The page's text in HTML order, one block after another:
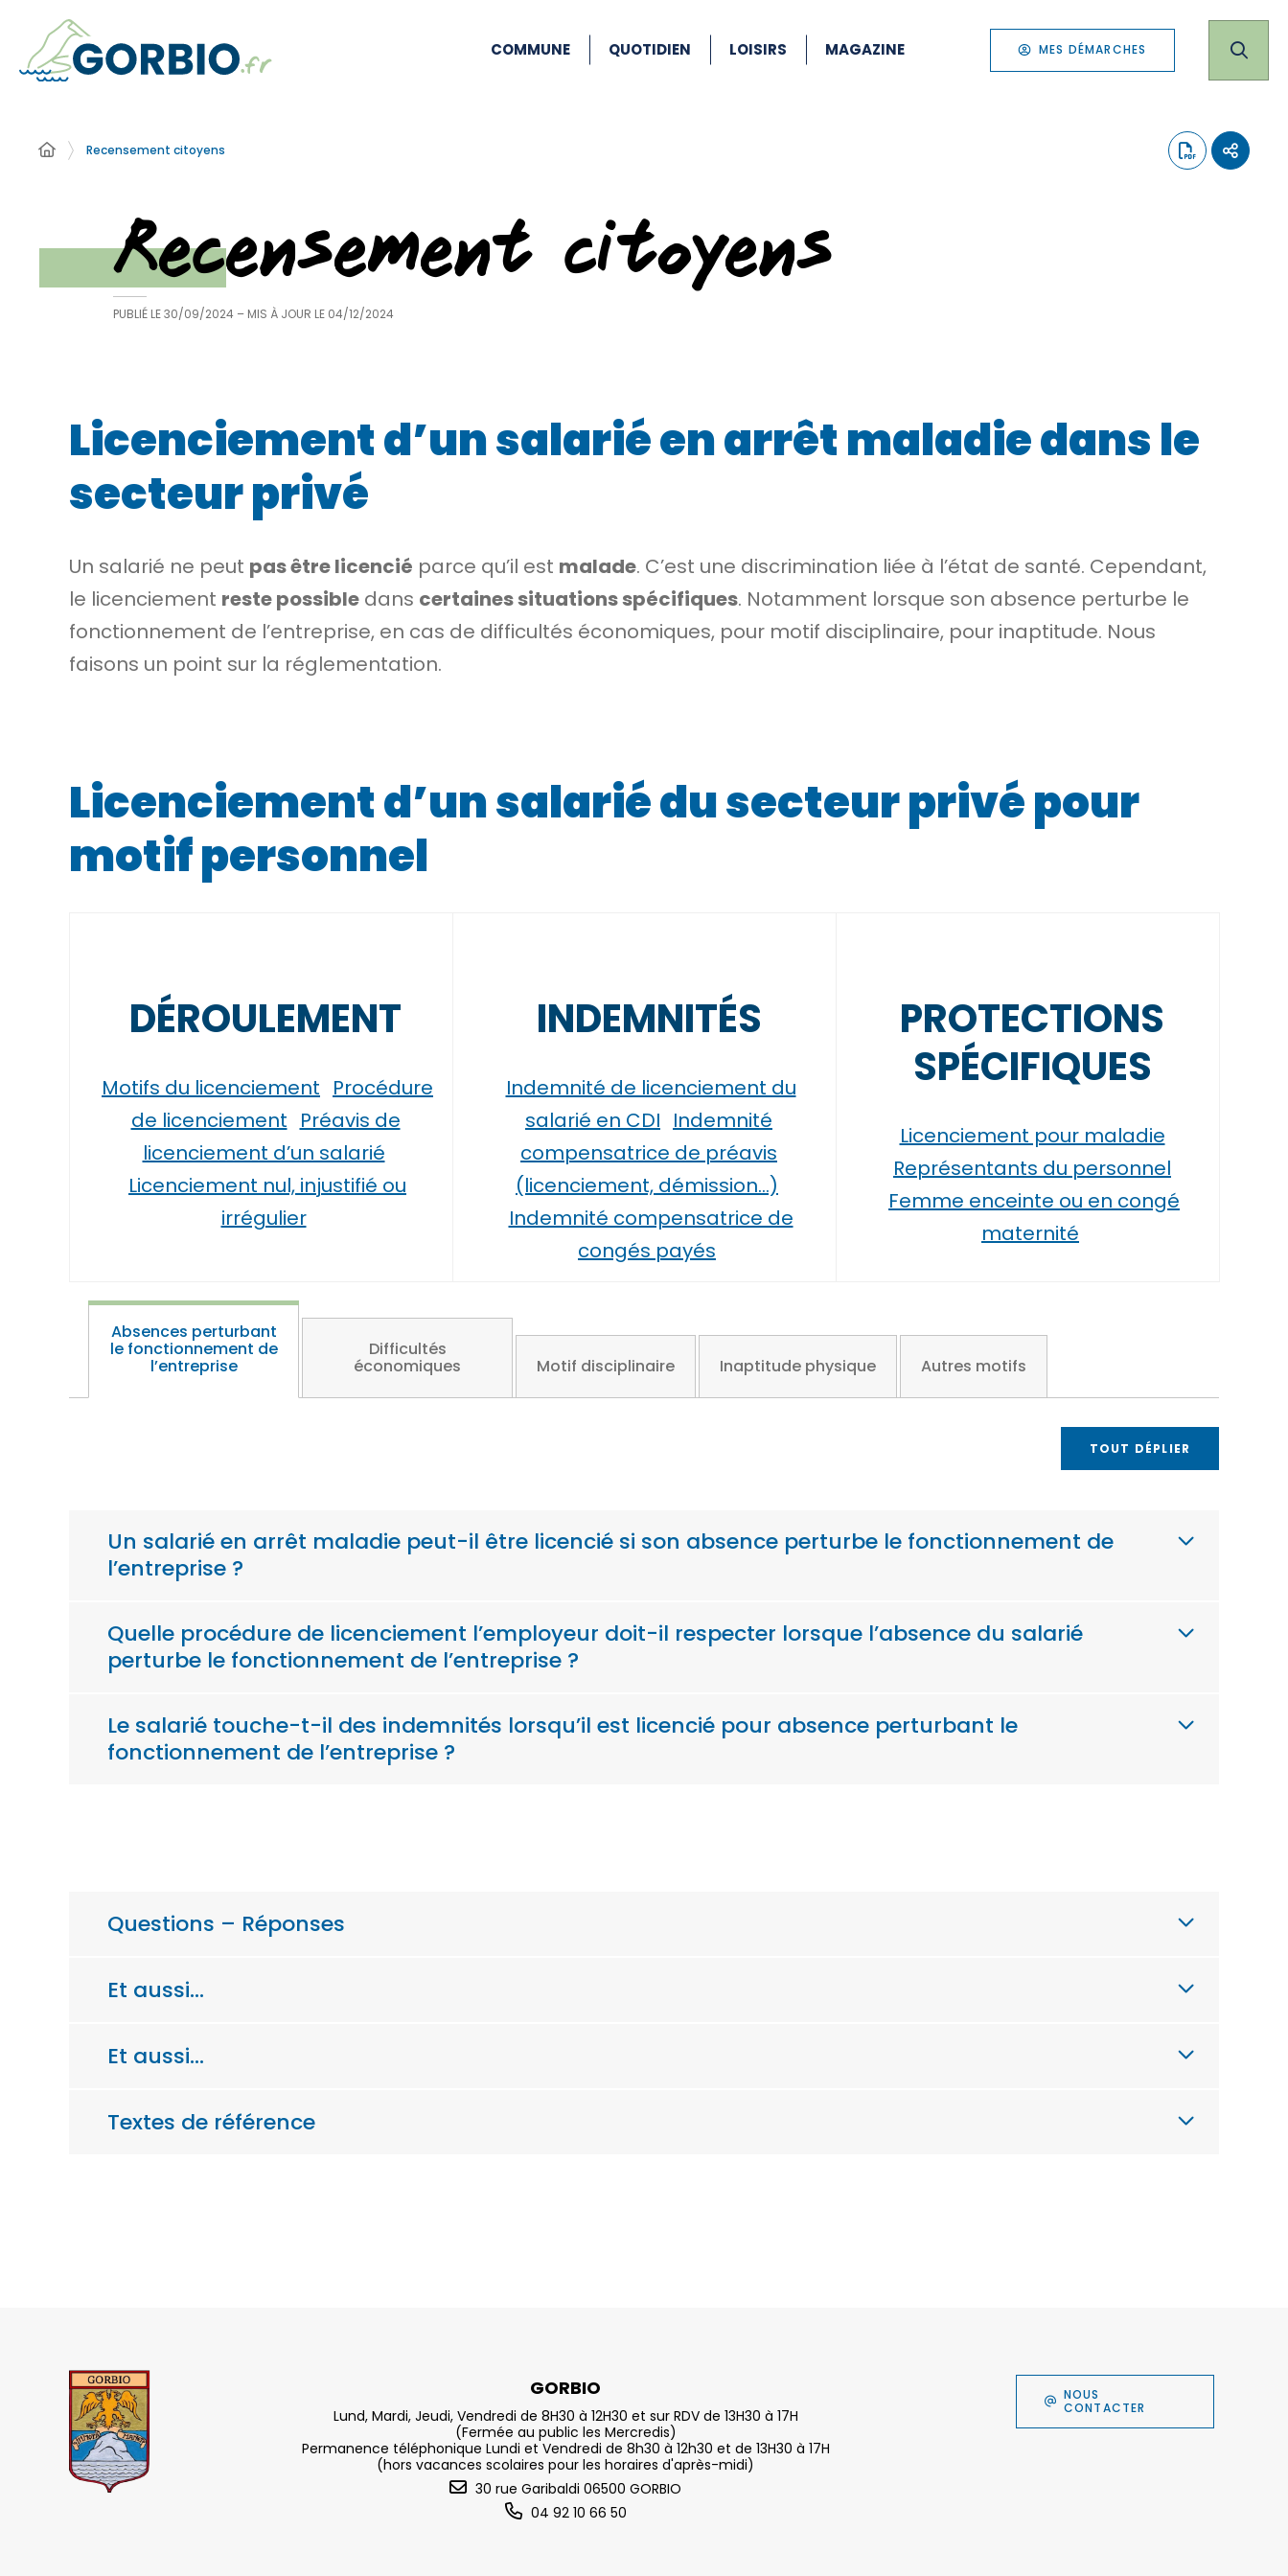
COMMUNE QUOTIDIEN LOISIRS MAGAZINE MES DÉMARCHES
Recensement citoyens
Recensement citoyens
PUBLIÉ LE30/09/2024 – MIS À JOUR LE 04/12/2024
Licenciement d’un salarié en arrêt maladie dans le
secteur privé
Un salarié ne peut pas être licencié parce qu’il est malade. C’est une discrimination liée à l’état de santé. Cependant,
le licenciement reste possible dans certaines situations spécifiques. Notamment lorsque son absence perturbe le
fonctionnement de l’entreprise, en cas de difficultés économiques, pour motif disciplinaire, pour inaptitude. Nous
faisons un point sur la réglementation.
Licenciement d’un salarié du secteur privé pour
motif personnel
DÉROULEMENT
Motifs du licenciement Procédure
de licenciement Préavis de
licenciement d’un salarié
Licenciement nul, injustifié ou
irrégulier
INDEMNITÉS
Indemnité de licenciement du
salarié en CDI Indemnité
compensatrice de préavis
(licenciement, démission…)
Indemnité compensatrice de
congés payés
PROTECTIONS
SPÉCIFIQUES
Licenciement pour maladie
Représentants du personnel
Femme enceinte ou en congé
maternité
Absences perturbant
le fonctionnement de
l’entreprise
Difficultés
économiques Motif disciplinaire Inaptitude physique Autres motifs
TOUT DÉPLIER
Un salarié en arrêt maladie peut-il être licencié si son absence perturbe le fonctionnement de
l’entreprise ?
Quelle procédure de licenciement l’employeur doit-il respecter lorsque l’absence du salarié
perturbe le fonctionnement de l’entreprise ?
Le salarié touche-t-il des indemnités lorsqu’il est licencié pour absence perturbant le
fonctionnement de l’entreprise ?
Questions – Réponses
Et aussi…
Et aussi…
Textes de référence
GORBIO
Lund, Mardi, Jeudi, Vendredi de 8H30 à 12H30 et sur RDV de 13H30 à 17H
(Fermée au public les Mercredis)
Permanence téléphonique Lundi et Vendredi de 8h30 à 12h30 et de 13H30 à 17H
(hors vacances scolaires pour les horaires d'après-midi)
30 rue Garibaldi 06500 GORBIO
04 92 10 66 50
NOUS
CONTACTER